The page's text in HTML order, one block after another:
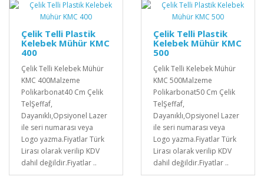
Çelik Telli Plastik
Kelebek Mühür KMC
400
Çelik Telli Kelebek Mühür
KMC 400Malzeme
Polikarbonat40 Cm Çelik
TelŞeffaf,
Dayanıklı,Opsiyonel Lazer
ile seri numarası veya
Logo yazma.Fiyatlar Türk
Lirası olarak verilip KDV
dahil değildir.Fiyatlar ..
Çelik Telli Plastik
Kelebek Mühür KMC
500
Çelik Telli Kelebek Mühür
KMC 500Malzeme
Polikarbonat50 Cm Çelik
TelŞeffaf,
Dayanıklı,Opsiyonel Lazer
ile seri numarası veya
Logo yazma.Fiyatlar Türk
Lirası olarak verilip KDV
dahil değildir.Fiyatlar ..